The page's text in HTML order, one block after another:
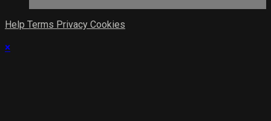
Help Terms Privacy Cookies
×